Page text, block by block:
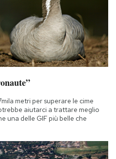
metri per superare le cime
aiutarci a trattare meglio
una delle GIF più belle che